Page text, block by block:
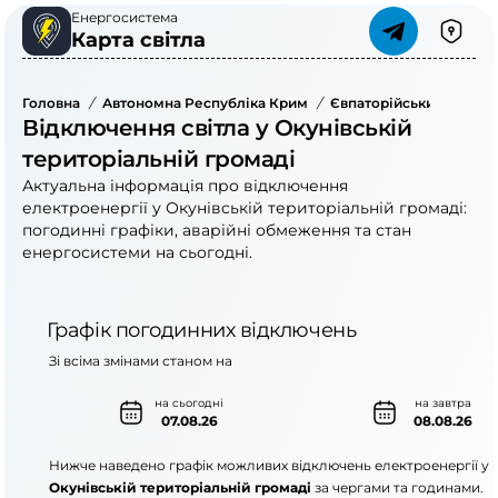
Енергосистема
Карта світла
Головна / Автономна Республіка Крим / Євпаторійський Район
Відключення світла у Окунівській
територіальній громаді
Актуальна інформація про відключення
електроенергії у Окунівській територіальній громаді:
погодинні графіки, аварійні обмеження та стан
енергосистеми на сьогодні.
Графік погодинних відключень
на сьогодні
07.08.26
на завтра
08.08.26
Зі всіма змінами станом на
Нижче наведено графік можливих відключень електроенергії у
Окунівській територіальній громаді за чергами та годинами.